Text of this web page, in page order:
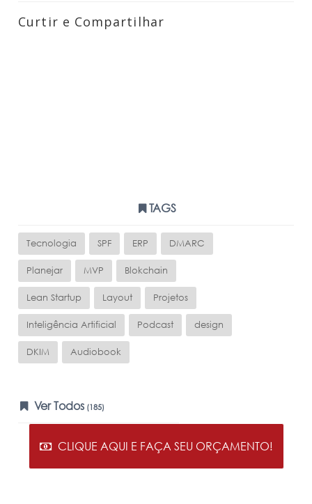
Curtir e Compartilhar
TAGS
Tecnologia SPF ERP DMARC
Planejar MVP Blokchain
Lean Startup Layout Projetos
Inteligência Artificial Podcast design
DKIM Audiobook
Ver Todos (185)
CLIQUE AQUI E FAÇA SEU ORÇAMENTO!